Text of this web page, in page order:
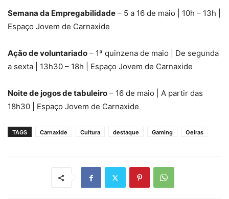
Semana da Empregabilidade – 5 a 16 de maio | 10h – 13h |
Espaço Jovem de Carnaxide
Ação de voluntariado – 1ª quinzena de maio | De segunda
a sexta | 13h30 – 18h | Espaço Jovem de Carnaxide
Noite de jogos de tabuleiro – 16 de maio | A partir das
18h30 | Espaço Jovem de Carnaxide
TAGS Carnaxide Cultura destaque Gaming Oeiras